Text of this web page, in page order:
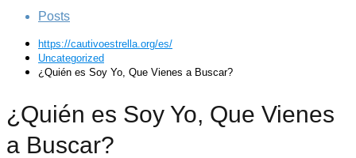
Posts
https://cautivoestrella.org/es/
Uncategorized
¿Quién es Soy Yo, Que Vienes a Buscar?
¿Quién es Soy Yo, Que Vienes
a Buscar?